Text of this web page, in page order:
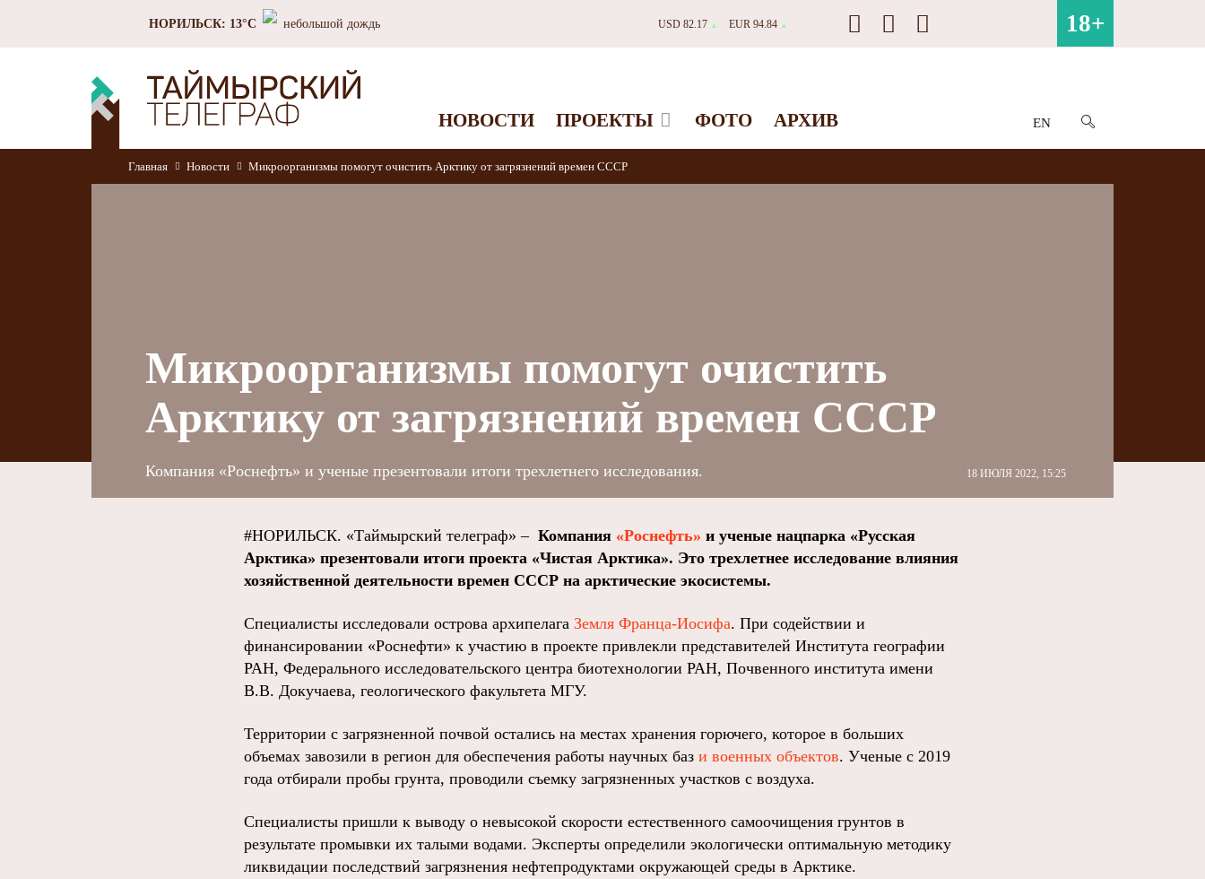
НОРИЛЬСК: 13°C небольшой дождь USD 82.17 ▲ EUR 94.84 ▲ 18+
НОВОСТИ ПРОЕКТЫ ФОТО АРХИВ EN
Главная Новости Микроорганизмы помогут очистить Арктику от загрязнений времен СССР
Микроорганизмы помогут очистить
Арктику от загрязнений времен СССР
18 ИЮЛЯ 2022, 15:25
Компания «Роснефть» и ученые презентовали итоги трехлетнего исследования.
#НОРИЛЬСК. «Таймырский телеграф» – Компания «Роснефть» и ученые нацпарка «Русская
Арктика» презентовали итоги проекта «Чистая Арктика». Это трехлетнее исследование влияния
хозяйственной деятельности времен СССР на арктические экосистемы.
Специалисты исследовали острова архипелага Земля Франца-Иосифа. При содействии и
финансировании «Роснефти» к участию в проекте привлекли представителей Института географии
РАН, Федерального исследовательского центра биотехнологии РАН, Почвенного института имени
В.В. Докучаева, геологического факультета МГУ.
Территории с загрязненной почвой остались на местах хранения горючего, которое в больших
объемах завозили в регион для обеспечения работы научных баз и военных объектов. Ученые с 2019
года отбирали пробы грунта, проводили съемку загрязненных участков с воздуха.
Специалисты пришли к выводу о невысокой скорости естественного самоочищения грунтов в
результате промывки их талыми водами. Эксперты определили экологически оптимальную методику
ликвидации последствий загрязнения нефтепродуктами окружающей среды в Арктике.